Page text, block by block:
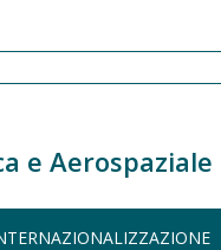
e Aerospaziale